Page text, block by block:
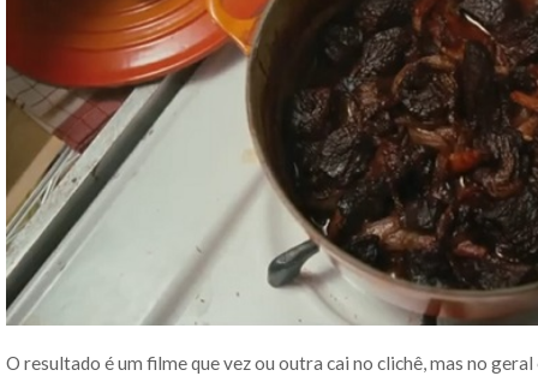
O resultado é um filme que vez ou outra cai no clichê, mas no